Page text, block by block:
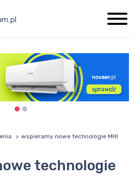
wspieramy nowe technologie MHI
technologie